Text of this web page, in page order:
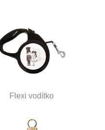
Flexi vodítko